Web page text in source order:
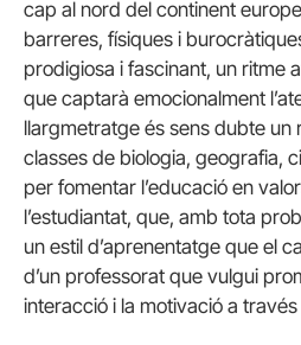
cap al nord del continent
barreres, físiques i
prodigiosa i fascinant, un ritme
que captarà emocionalment
llargmetratge és sens dubte un
classes de biologia, geografia,
per fomentar l’educació en
l’estudiantat, que, amb tota
un estil d’aprenentatge que el
d’un professorat que vulgui
interacció i la motivació a